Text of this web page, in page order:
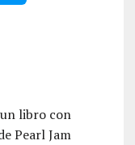
libro con
Pearl Jam